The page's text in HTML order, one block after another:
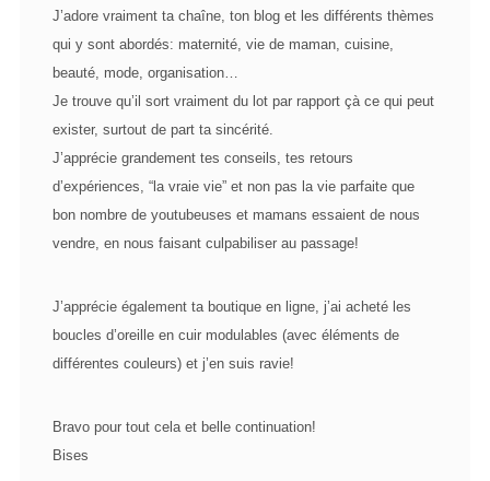
J’adore vraiment ta chaîne, ton blog et les différents thèmes
qui y sont abordés: maternité, vie de maman, cuisine,
beauté, mode, organisation…
Je trouve qu’il sort vraiment du lot par rapport çà ce qui peut
exister, surtout de part ta sincérité.
J’apprécie grandement tes conseils, tes retours
d’expériences, “la vraie vie” et non pas la vie parfaite que
bon nombre de youtubeuses et mamans essaient de nous
vendre, en nous faisant culpabiliser au passage!
J’apprécie également ta boutique en ligne, j’ai acheté les
boucles d’oreille en cuir modulables (avec éléments de
différentes couleurs) et j’en suis ravie!
Bravo pour tout cela et belle continuation!
Bises